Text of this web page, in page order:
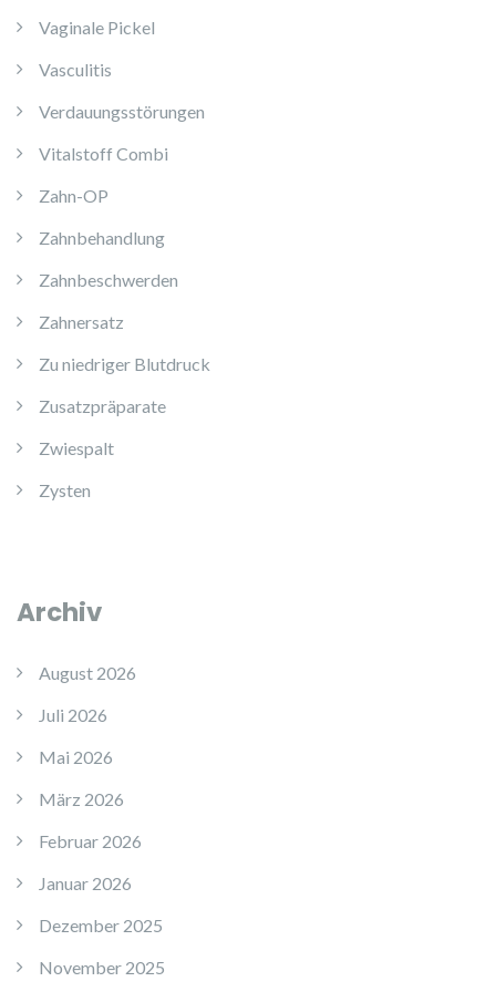
Vaginale Pickel
Vasculitis
Verdauungsstörungen
Vitalstoff Combi
Zahn-OP
Zahnbehandlung
Zahnbeschwerden
Zahnersatz
Zu niedriger Blutdruck
Zusatzpräparate
Zwiespalt
Zysten
Archiv
August 2026
Juli 2026
Mai 2026
März 2026
Februar 2026
Januar 2026
Dezember 2025
November 2025